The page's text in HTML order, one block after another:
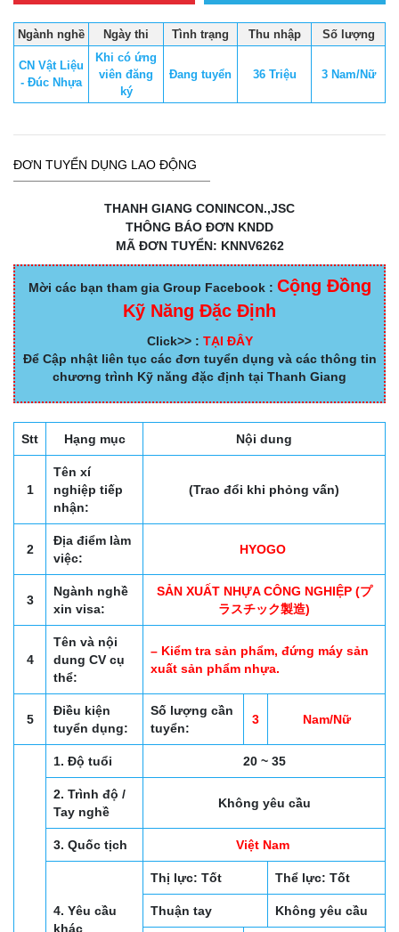
Ngành nghề Ngày thi Tình trạng Thu nhập Số lượng
CN Vật Liệu
- Đúc Nhựa
Khi có ứng
viên đăng
ký
Đang tuyển 36 Triệu 3 Nam/Nữ
ĐƠN TUYỂN DỤNG LAO ĐỘNG
THANH GIANG CONINCON.,JSC
THÔNG BÁO ĐƠN KNDD
MÃ ĐƠN TUYỂN: KNNV6262
Mời các bạn tham gia Group Facebook : Cộng Đồng
Kỹ Năng Đặc Định
Click>> : TẠI ĐÂY
Để Cập nhật liên tục các đơn tuyển dụng và các thông tin
chương trình Kỹ năng đặc định tại Thanh Giang
Stt Hạng mục Nội dung
1
Tên xí
nghiệp tiếp
nhận:
(Trao đổi khi phỏng vấn)
2
Địa điểm làm
việc:
HYOGO
3
Ngành nghề
xin visa:
SẢN XUẤT NHỰA CÔNG NGHIỆP (プ
ラスチック製造)
4
Tên và nội
dung CV cụ
thể:
– Kiểm tra sản phẩm, đứng máy sản
xuất sản phẩm nhựa.
5
Điều kiện
tuyển dụng:
Số lượng cần
tuyển:
3 Nam/Nữ
1. Độ tuổi 20 ~ 35
2. Trình độ /
Tay nghề
Không yêu cầu
3. Quốc tịch Việt Nam
4. Yêu cầu
khác
Thị lực: Tốt Thể lực: Tốt
Thuận tay Không yêu cầu